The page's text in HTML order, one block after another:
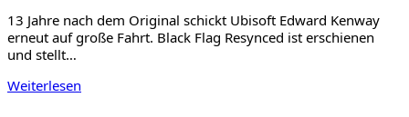
13 Jahre nach dem Original schickt Ubisoft Edward Kenway
erneut auf große Fahrt. Black Flag Resynced ist erschienen
und stellt…
Weiterlesen